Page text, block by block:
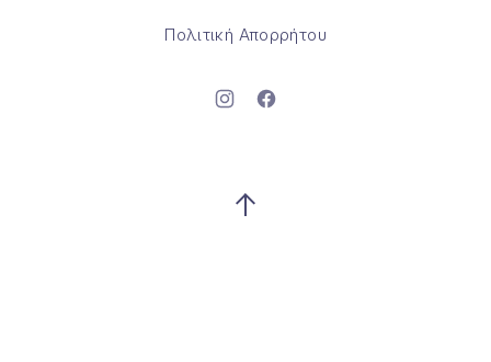
Πολιτική Απορρήτου
Νέο παράθυρο
Νέο παράθυρο